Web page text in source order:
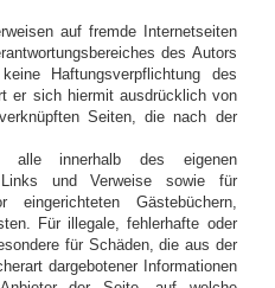
auf fremde Internetseiten
des Autors
Haftungsverpflichtung des
er sich hiermit ausdrücklich von
Seiten, die nach der
alle innerhalb des eigenen
Links und Verweise sowie für
Gästebüchern,
Für illegale, fehlerhafte oder
für Schäden, die aus der
dargebotener Informationen